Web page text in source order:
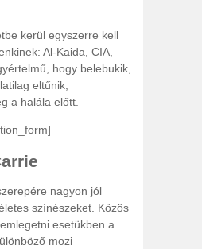
kerül egyszerre kell
Al-Kaida, CIA,
hogy belebukik,
eltűnik,
a halála előtt.
nagyon jól
színészeket. Közös
esetükben a
mozi